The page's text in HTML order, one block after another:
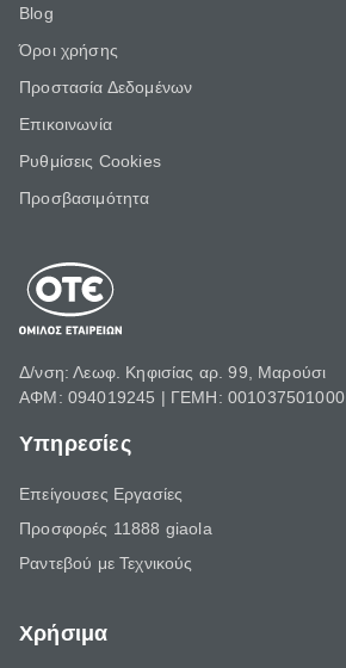
Blog
Όροι χρήσης
Προστασία Δεδομένων
Επικοινωνία
Ρυθμίσεις Cookies
Προσβασιμότητα
Δ/νση: Λεωφ. Κηφισίας αρ. 99, Μαρούσι
ΑΦΜ: 094019245 | ΓΕΜΗ: 001037501000
Υπηρεσίες
Επείγουσες Εργασίες
Προσφορές 11888 giaola
Ραντεβού με Τεχνικούς
Χρήσιμα